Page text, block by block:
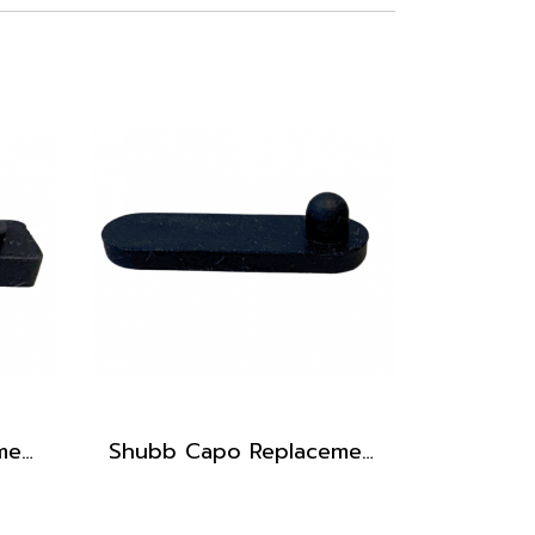
Shubb Capo Replacement Pad - Square End Shubb Capo Replacement Pad - Round End